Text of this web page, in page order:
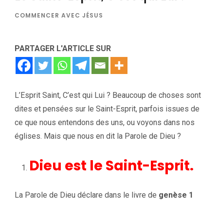
COMMENCER AVEC JÉSUS
PARTAGER L'ARTICLE SUR
L’Esprit Saint, C’est qui Lui ? Beaucoup de choses sont
dites et pensées sur le Saint-Esprit, parfois issues de
ce que nous entendons des uns, ou voyons dans nos
églises. Mais que nous en dit la Parole de Dieu ?
Dieu est le Saint-Esprit.
La Parole de Dieu déclare dans le livre de genèse 1